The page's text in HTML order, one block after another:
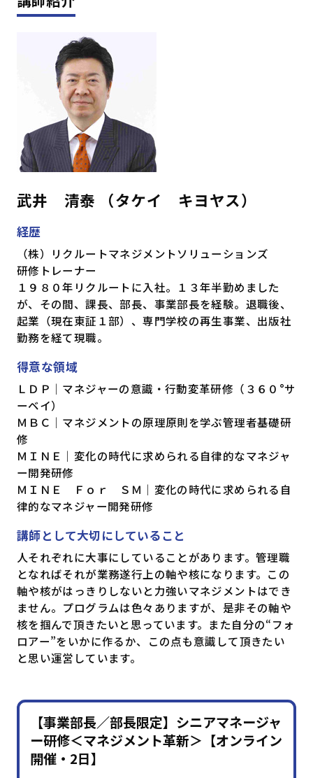
武井 清泰 （タケイ キヨヤス）
経歴
（株）リクルートマネジメントソリューションズ
研修トレーナー
１９８０年リクルートに入社。１３年半勤めました
が、その間、課長、部長、事業部長を経験。退職後、
起業（現在東証１部）、専門学校の再生事業、出版社
勤務を経て現職。
得意な領域
ＬＤＰ｜マネジャーの意識・行動変革研修（３６０°サ
ーベイ）
ＭＢＣ｜マネジメントの原理原則を学ぶ管理者基礎研
修
ＭＩＮＥ｜変化の時代に求められる自律的なマネジャ
ー開発研修
ＭＩＮＥ Ｆｏｒ ＳＭ｜変化の時代に求められる自
律的なマネジャー開発研修
講師として大切にしていること
人それぞれに大事にしていることがあります。管理職
となればそれが業務遂行上の軸や核になります。この
軸や核がはっきりしないと力強いマネジメントはでき
ません。プログラムは色々ありますが、是非その軸や
核を掴んで頂きたいと思っています。また自分の“フォ
ロアー”をいかに作るか、この点も意識して頂きたい
と思い運営しています。
【事業部長／部長限定】シニアマネージャ
ー研修＜マネジメント革新＞【オンライン
開催・2日】